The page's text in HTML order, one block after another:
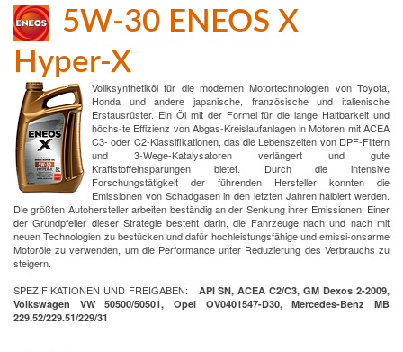
5W-30 ENEOS X
Hyper-X
Vollksynthetiköl für die modernen Motortechnologien von Toyota,
Honda und andere japanische, französische und italienische
Erstausrüster. Ein Öl mit der Formel für die lange Haltbarkeit und
höchs-te Effizienz von Abgas-Kreislaufanlagen in Motoren mit ACEA
C3- oder C2-Klassifikationen, das die Lebenszeiten von DPF-Filtern
und 3-Wege-Katalysatoren verlängert und gute
Kraftstoffeinsparungen bietet. Durch die intensive
Forschungstätigkeit der führenden Hersteller konnten die
Emissionen von Schadgasen in den letzten Jahren halbiert werden.
Die größten Autohersteller arbeiten beständig an der Senkung ihrer Emissionen: Einer
der Grundpfeiler dieser Strategie besteht darin, die Fahrzeuge nach und nach mit
neuen Technologien zu bestücken und dafür hochleistungsfähige und emissi-onsarme
Motoröle zu verwenden, um die Performance unter Reduzierung des Verbrauchs zu
steigern.
SPEZIFIKATIONEN UND FREIGABEN:
API SN, ACEA C2/C3, GM Dexos 2-2009,
Volkswagen VW 50500/50501, Opel OV0401547-D30, Mercedes-Benz MB
229.52/229.51/229/31